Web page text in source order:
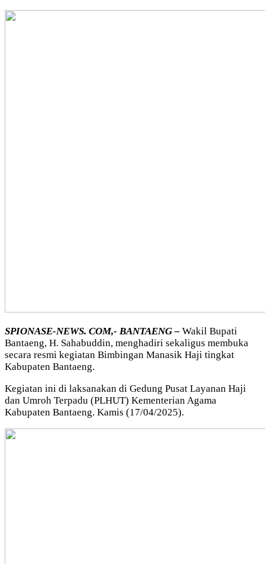
SPIONASE-NEWS. COM,- BANTAENG – Wakil Bupati
Bantaeng, H. Sahabuddin, menghadiri sekaligus membuka
secara resmi kegiatan Bimbingan Manasik Haji tingkat
Kabupaten Bantaeng.
Kegiatan ini di laksanakan di Gedung Pusat Layanan Haji
dan Umroh Terpadu (PLHUT) Kementerian Agama
Kabupaten Bantaeng. Kamis (17/04/2025).